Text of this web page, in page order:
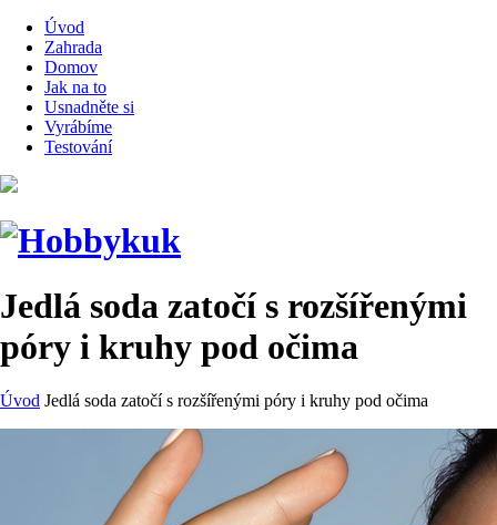
Úvod
Zahrada
Domov
Jak na to
Usnadněte si
Vyrábíme
Testování
Jedlá soda zatočí s rozšířenými
póry i kruhy pod očima
Úvod Jedlá soda zatočí s rozšířenými póry i kruhy pod očima